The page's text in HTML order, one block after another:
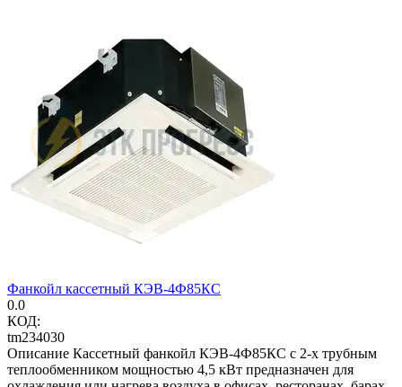
Фанкойл кассетный КЭВ-4Ф85КС
0.0
КОД:
tm234030
Описание Кассетный фанкойл КЭВ-4Ф85КС с 2-х трубным
теплообменником мощностью 4,5 кВт предназначен для